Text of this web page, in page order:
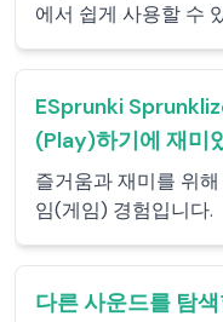
에서 쉽게 사용할 수
ESprunki
(Play)하기에 재미
즐거움과 재미를 위
임(게임) 경험입니다.
다른 사운드를 탐